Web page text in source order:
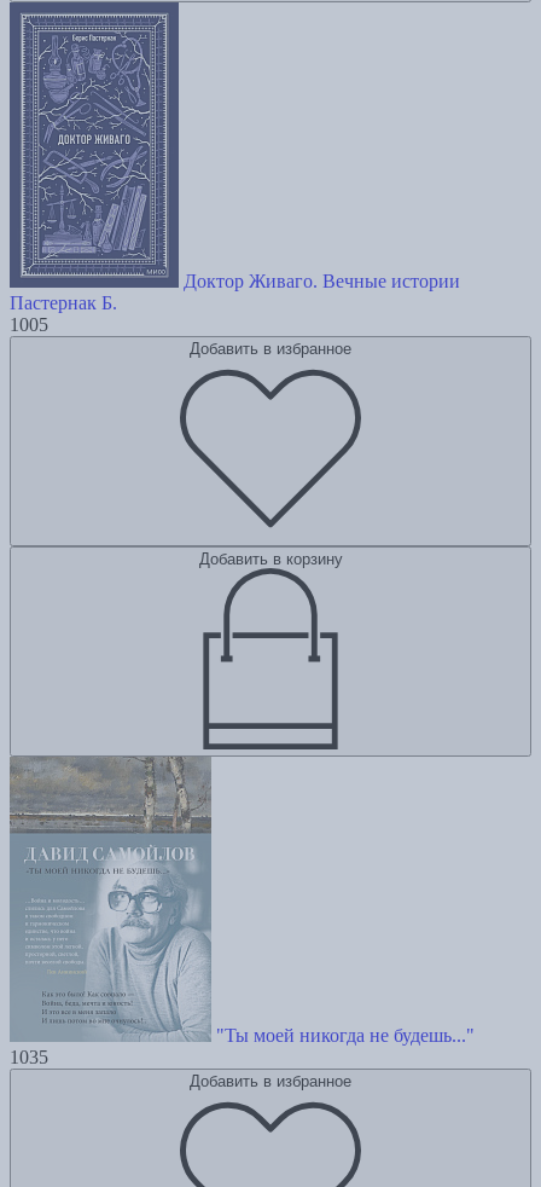
Доктор Живаго. Вечные истории
Пастернак Б.
1005
Добавить в избранное
Добавить в корзину
"Ты моей никогда не будешь..."
1035
Добавить в избранное